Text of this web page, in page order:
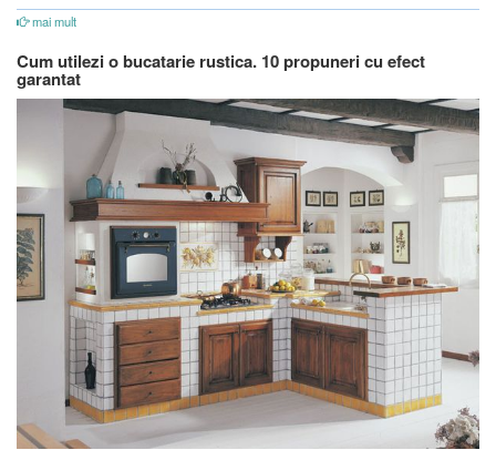
mai mult
Cum utilezi o bucatarie rustica. 10 propuneri cu efect
garantat